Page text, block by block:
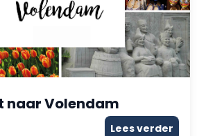
naar Volendam
Lees verder